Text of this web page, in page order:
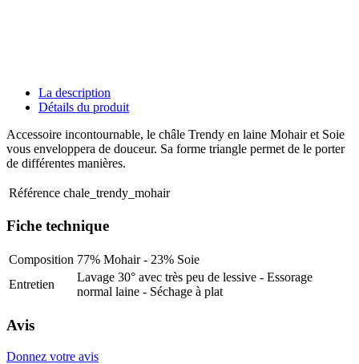
La description
Détails du produit
Accessoire incontournable, le châle Trendy en laine Mohair et Soie
vous enveloppera de douceur. Sa forme triangle permet de le porter
de différentes manières.
Référence chale_trendy_mohair
Fiche technique
Composition 77% Mohair - 23% Soie
Entretien
Lavage 30° avec très peu de lessive - Essorage
normal laine - Séchage à plat
Avis
Donnez votre avis